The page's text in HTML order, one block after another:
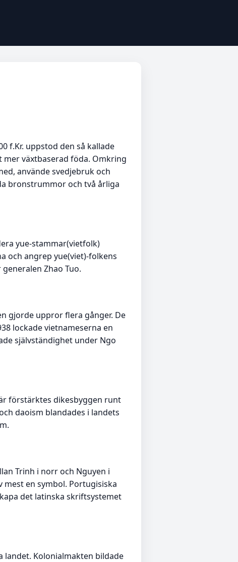
f.Kr. uppstod den så kallade
växtbaserad föda. Omkring
använde svedjebruk och
bronstrummor och två årliga
yue-stammar(vietfolk)
och angrep yue(viet)-folkens
Zhao Tuo.
gjorde uppror flera gånger. De
lockade vietnameserna en
självständighet under Ngo
förstärktes dikesbyggen runt
daoism blandades i landets
Trinh i norr och Nguyen i
mest en symbol. Portugisiska
det latinska skriftsystemet
landet. Kolonialmakten bildade